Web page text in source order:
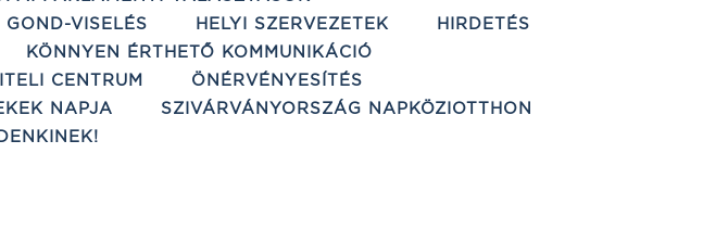
GOND-VISELÉS HELYI SZERVEZETEK
HIRDETÉS
KÖNNYEN ÉRTHETŐ KOMMUNIKÁCIÓ
CENTRUM
ÖNÉRVÉNYESÍTÉS
NAPJA
SZIVÁRVÁNYORSZÁG NAPKÖZIOTTHON